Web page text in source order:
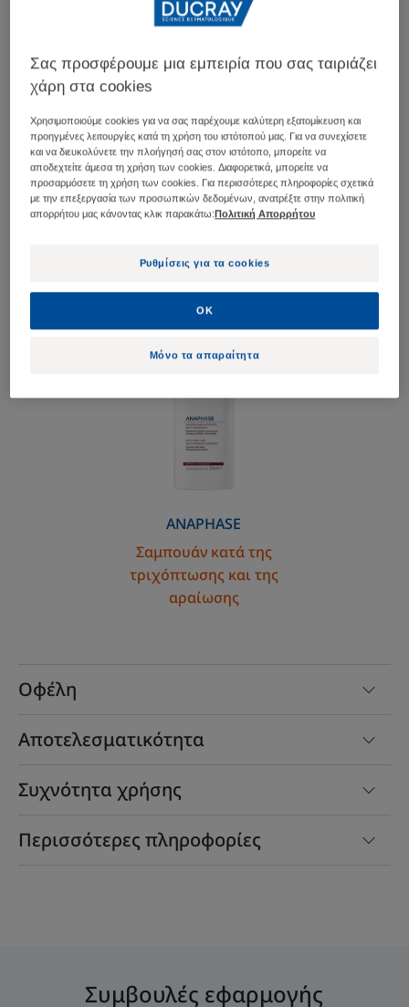
1. Καθαρισμός
Σαμπουάν
κατά
τριχόπτωσης
και
της
αραίωσης
ANAPHASE
Σαμπουάν κατά της
τριχόπτωσης και της
αραίωσης
Οφέλη
Αποτελεσματικότητα
Συχνότητα χρήσης
Περισσότερες πληροφορίες
Συμβουλές εφαρμογής
Σας προσφέρουμε μια εμπειρία που σας ταιριάζει
χάρη στα cookies
Χρησιμοποιούμε cookies για να σας παρέχουμε καλύτερη εξατομίκευση και
προηγμένες λειτουργίες κατά τη χρήση του ιστότοπού μας. Για να συνεχίσετε
και να διευκολύνετε την πλοήγησή σας στον ιστότοπο, μπορείτε να
αποδεχτείτε άμεσα τη χρήση των cookies. Διαφορετικά, μπορείτε να
προσαρμόσετε τη χρήση των cookies. Για περισσότερες πληροφορίες σχετικά
με την επεξεργασία των προσωπικών δεδομένων, ανατρέξτε στην πολιτική
απορρήτου μας κάνοντας κλικ παρακάτω:Πολιτική Απορρήτου
Ρυθμίσεις για τα cookies
Μόνο τα απαραίτητα
OK